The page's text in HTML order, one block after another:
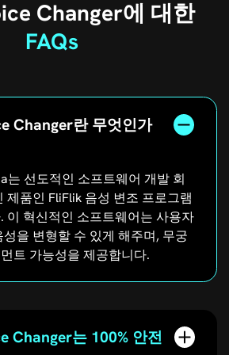
Changer에 대한
FAQs
Changer란 무엇인가
는 선도적인 소프트웨어 개발 회
제품인 FliFlik 음성 변조 프로그램
이 혁신적인 소프트웨어는 사용자
을 변형할 수 있게 해주며, 무궁
트 가능성을 제공합니다.
Changer는 100% 안전